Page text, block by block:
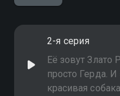
2-я серия
Её зовут Злато
просто Герда. И
красивая